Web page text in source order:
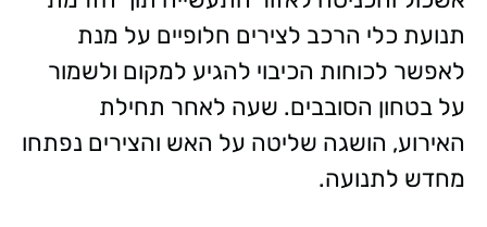
תנועת כלי הרכב לצירים חלופיים על מנת
לאפשר לכוחות הכיבוי להגיע למקום ולשמור
על בטחון הסובבים. שעה לאחר תחילת
האירוע, הושגה שליטה על האש והצירים נפתחו
מחדש לתנועה.